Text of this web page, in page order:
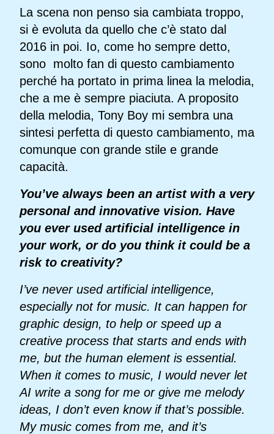
La scena non penso sia cambiata troppo,
si è evoluta da quello che c’è stato dal
2016 in poi. Io, come ho sempre detto,
sono molto fan di questo cambiamento
perché ha portato in prima linea la melodia,
che a me è sempre piaciuta. A proposito
della melodia, Tony Boy mi sembra una
sintesi perfetta di questo cambiamento, ma
comunque con grande stile e grande
capacità.
You’ve always been an artist with a very
personal and innovative vision. Have
you ever used artificial intelligence in
your work, or do you think it could be a
risk to creativity?
I’ve never used artificial intelligence,
especially not for music. It can happen for
graphic design, to help or speed up a
creative process that starts and ends with
me, but the human element is essential.
When it comes to music, I would never let
AI write a song for me or give me melody
ideas, I don’t even know if that’s possible.
My music comes from me, and it’s